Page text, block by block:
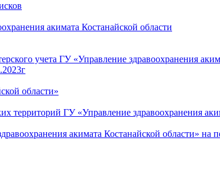
акимата Костанайской области
учета ГУ «Управление здравоохранения
области»
территорий ГУ «Управление здравоохранения
акимата Костанайской области» на